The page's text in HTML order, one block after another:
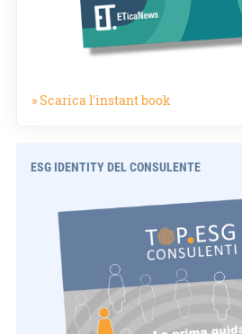
» Scarica l'instant book
ESG IDENTITY DEL CONSULENTE